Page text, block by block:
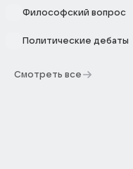
Философский вопрос
Политические дебаты
Смотреть все